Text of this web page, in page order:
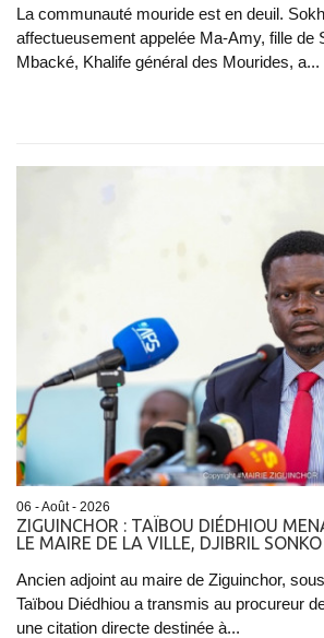
La communauté mouride est en deuil.
affectueusement appelée Ma-Amy, fille de
Mbacké, Khalife général des Mourides, a...
06 - Août - 2026
ZIGUINCHOR : TAÏBOU DIÉDHIOU
LE MAIRE DE LA VILLE, DJIBRIL SONKO
Ancien adjoint au maire de Ziguinchor,
Taïbou Diédhiou a transmis au procureur
une citation directe destinée à...